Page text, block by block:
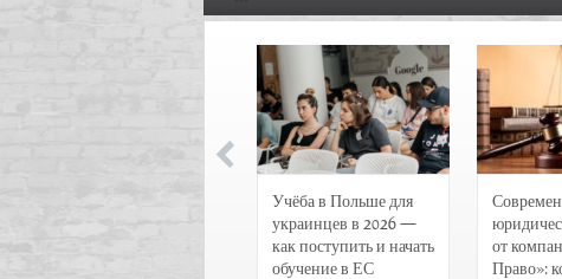
Учёба в Польше для
украинцев в 2026 —
как поступить и начать
обучение в ЕС
от
Право»: